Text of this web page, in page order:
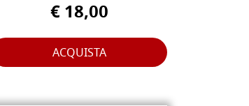
€ 18,00
ACQUISTA